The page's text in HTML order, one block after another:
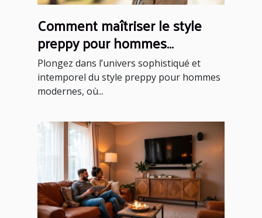
Comment maîtriser le style
preppy pour hommes
modernes ?
Plongez dans l’univers sophistiqué et
intemporel du style preppy pour hommes
modernes, où...